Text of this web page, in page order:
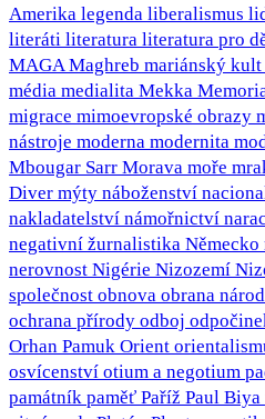
Amerika legenda liberalismus
literáti literatura literatura pro
MAGAMaghreb mariánský kult
média medialita Mekka
migrace mimoevropské obrazy
nástroje moderna modernita
Mbougar Sarr Morava moře
Diver mýty náboženství
nakladatelství námořnictví
negativní žurnalistika Německo
nerovnost Nigérie Nizozemí
společnost obnova obrana
ochrana přírody odboj
Orhan Pamuk Orient
osvícenství otium a negotium
památník paměť Paříž Paul Biya